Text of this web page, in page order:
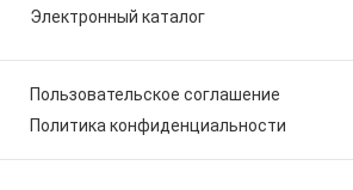
Электронный каталог
Пользовательское соглашение
Политика конфиденциальности